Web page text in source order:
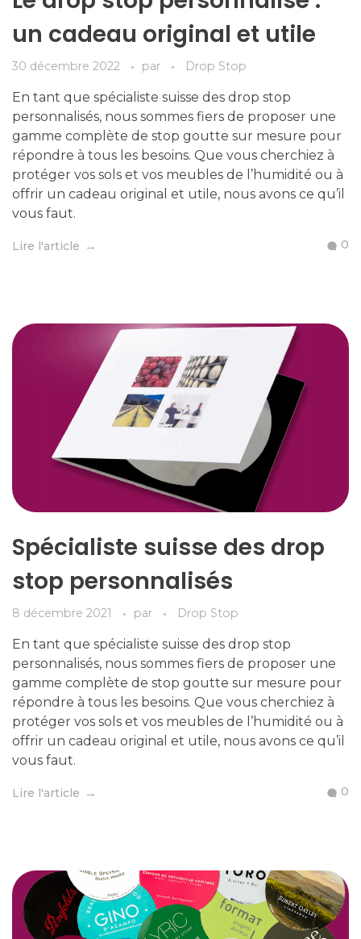
un cadeau original et utile
30 décembre 2022 par Drop Stop
En tant que spécialiste suisse des drop stop
personnalisés, nous sommes fiers de proposer une
gamme complète de stop goutte sur mesure pour
répondre à tous les besoins. Que vous cherchiez à
protéger vos sols et vos meubles de l’humidité ou à
offrir un cadeau original et utile, nous avons ce qu’il
vous faut.
Lire l'article 0
Spécialiste suisse des drop
stop personnalisés
8 décembre 2021 par Drop Stop
En tant que spécialiste suisse des drop stop
personnalisés, nous sommes fiers de proposer une
gamme complète de stop goutte sur mesure pour
répondre à tous les besoins. Que vous cherchiez à
protéger vos sols et vos meubles de l’humidité ou à
offrir un cadeau original et utile, nous avons ce qu’il
vous faut.
Lire l'article 0